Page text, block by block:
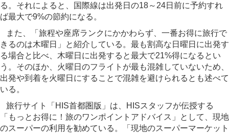
る。それによると、国際線は出発日の18～24日前に予約すれ
ば最大で9%の節約になる。
また、「旅程や座席ランクにかかわらず、一番お得に旅行で
きるのは木曜日」と紹介している。最も割高な日曜日に出発す
る場合と比べ、木曜日に出発すると最大で21%得になるとい
う。そのほか、火曜日のフライトが最も混雑していないため、
出発や到着を火曜日にすることで混雑を避けられるとも述べて
いる。
旅行サイト「HIS首都圏版」は、HISスタッフが伝授する
「もっとお得に！旅のワンポイントアドバイス」として、現地
のスーパーの利用を勧めている。「現地のスーパーマーケット